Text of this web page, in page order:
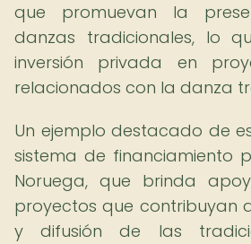
que promuevan la
danzas tradicionales, lo
inversión privada en
relacionados con la danza
Un ejemplo destacado de
sistema de financiamiento
Noruega, que brinda
proyectos que contribuyan
y difusión de las